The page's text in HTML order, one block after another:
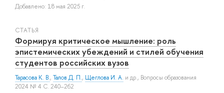
Добавлено: 18 мая 2025 г.
СТАТЬЯ
Формируя критическое мышление: роль
эпистемических убеждений и стилей обучения
студентов российских вузов
Тарасова К. В., Талов Д. П., Щеглова И. А. и др., Вопросы образования
2024 № 4 С. 240–262